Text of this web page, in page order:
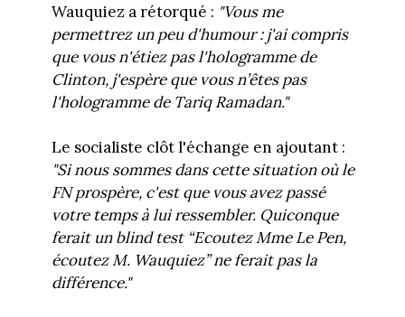
Wauquiez a rétorqué : "Vous me
permettrez un peu d'humour : j'ai compris
que vous n'étiez pas l'hologramme de
Clinton, j'espère que vous n’êtes pas
l'hologramme de Tariq Ramadan."
Le socialiste clôt l'échange en ajoutant :
"Si nous sommes dans cette situation où le
FN prospère, c'est que vous avez passé
votre temps à lui ressembler. Quiconque
ferait un blind test “Ecoutez Mme Le Pen,
écoutez M. Wauquiez” ne ferait pas la
différence."